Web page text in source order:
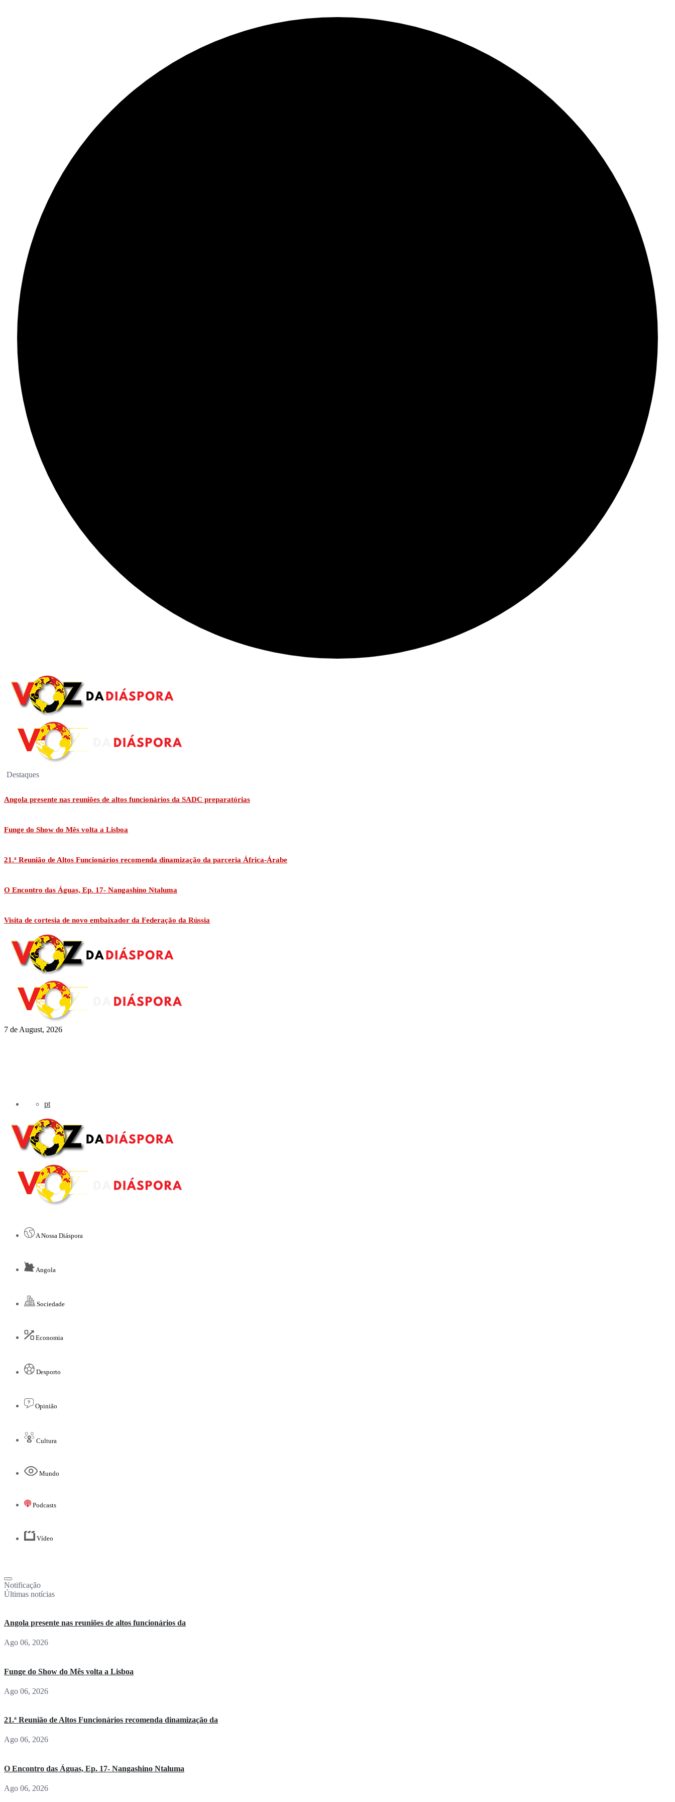
Destaques
Angola presente nas reuniões de altos funcionários da SADC preparatórias
Funge do Show do Mês volta a Lisboa
21.ª Reunião de Altos Funcionários recomenda dinamização da parceria África-Árabe
O Encontro das Águas, Ep. 17- Nangashino Ntaluma
Visita de cortesia de novo embaixador da Federação da Rússia
7 de August, 2026
pt
A Nossa Diáspora
Angola
Sociedade
Economia
Desporto
Opinião
Cultura
Mundo
Podcasts
Vídeo
Notificação
Últimas notícias
Angola presente nas reuniões de altos funcionários da
Ago 06, 2026
Funge do Show do Mês volta a Lisboa
Ago 06, 2026
21.ª Reunião de Altos Funcionários recomenda dinamização da
Ago 06, 2026
O Encontro das Águas, Ep. 17- Nangashino Ntaluma
Ago 06, 2026